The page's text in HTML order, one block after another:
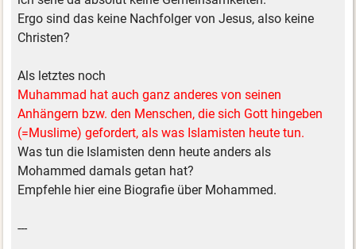
Ergo sind das keine Nachfolger von Jesus, also keine
Christen?
Als letztes noch
Muhammad hat auch ganz anderes von seinen
Anhängern bzw. den Menschen, die sich Gott hingeben
(=Muslime) gefordert, als was Islamisten heute tun.
Was tun die Islamisten denn heute anders als
Mohammed damals getan hat?
Empfehle hier eine Biografie über Mohammed.
---